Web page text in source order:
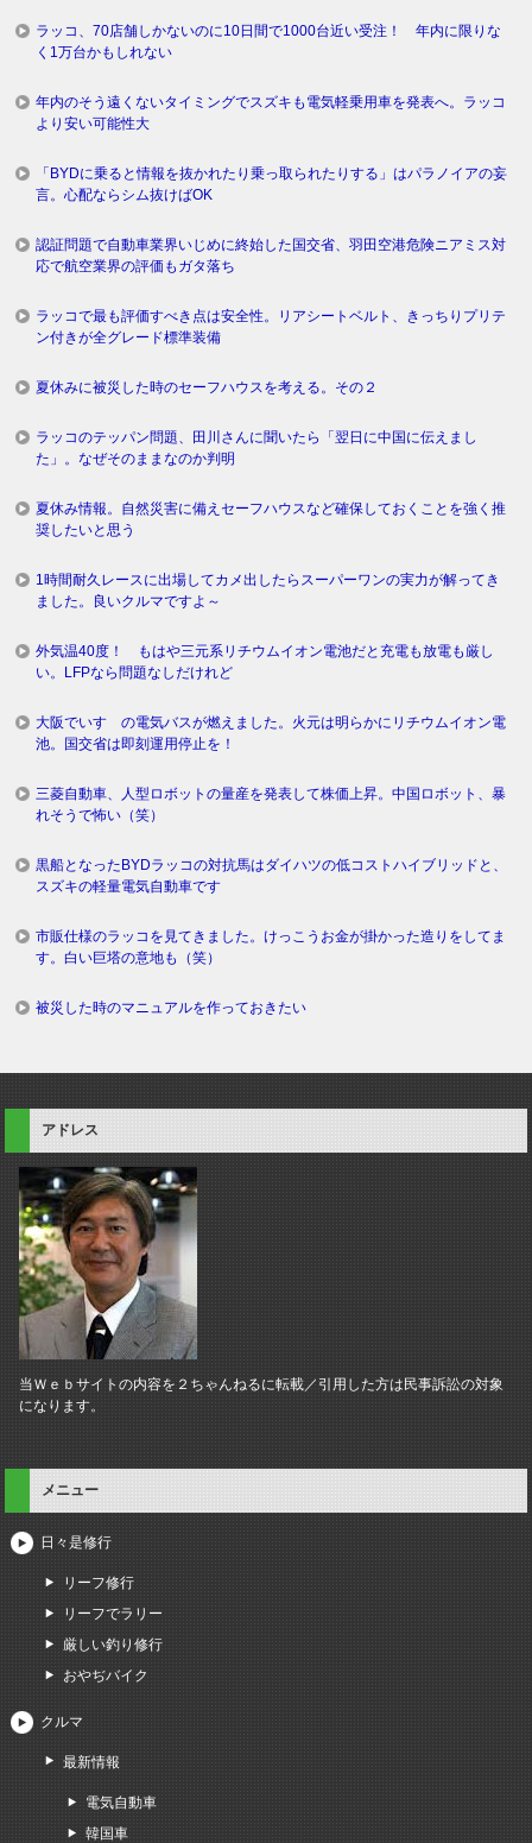
ラッコ、70店舗しかないのに10日間で1000台近い受注！ 年内に限りな
く1万台かもしれない
年内のそう遠くないタイミングでスズキも電気軽乗用車を発表へ。ラッコ
より安い可能性大
「BYDに乗ると情報を抜かれたり乗っ取られたりする」はパラノイアの妄
言。心配ならシム抜けばOK
認証問題で自動車業界いじめに終始した国交省、羽田空港危険ニアミス対
応で航空業界の評価もガタ落ち
ラッコで最も評価すべき点は安全性。リアシートベルト、きっちりプリテ
ン付きが全グレード標準装備
夏休みに被災した時のセーフハウスを考える。その２
ラッコのテッパン問題、田川さんに聞いたら「翌日に中国に伝えまし
た」。なぜそのままなのか判明
夏休み情報。自然災害に備えセーフハウスなど確保しておくことを強く推
奨したいと思う
1時間耐久レースに出場してカメ出したらスーパーワンの実力が解ってき
ました。良いクルマですよ～
外気温40度！ もはや三元系リチウムイオン電池だと充電も放電も厳し
い。LFPなら問題なしだけれど
大阪でいすゞの電気バスが燃えました。火元は明らかにリチウムイオン電
池。国交省は即刻運用停止を！
三菱自動車、人型ロボットの量産を発表して株価上昇。中国ロボット、暴
れそうで怖い（笑）
黒船となったBYDラッコの対抗馬はダイハツの低コストハイブリッドと、
スズキの軽量電気自動車です
市販仕様のラッコを見てきました。けっこうお金が掛かった造りをしてま
す。白い巨塔の意地も（笑）
被災した時のマニュアルを作っておきたい
アドレス
当Ｗｅｂサイトの内容を２ちゃんねるに転載／引用した方は民事訴訟の対象
になります。
メニュー
日々是修行
リーフ修行
リーフでラリー
厳しい釣り修行
おやぢバイク
クルマ
最新情報
電気自動車
韓国車